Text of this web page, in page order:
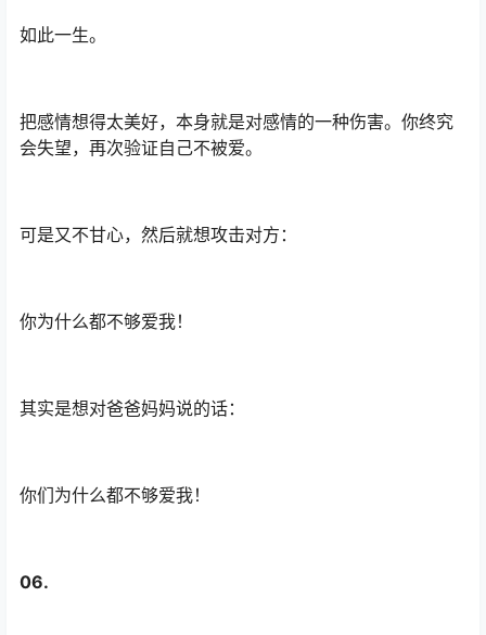
如此一生。
把感情想得太美好，本身就是对感情的一种伤害。你终究
会失望，再次验证自己不被爱。
可是又不甘心，然后就想攻击对方：
你为什么都不够爱我！
其实是想对爸爸妈妈说的话：
你们为什么都不够爱我！
06.